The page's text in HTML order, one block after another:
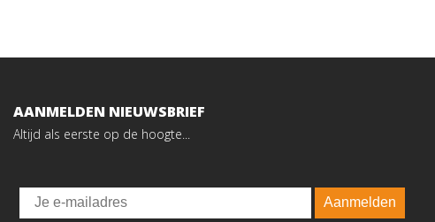
AANMELDEN NIEUWSBRIEF
Altijd als eerste op de hoogte...
Email
Aanmelden